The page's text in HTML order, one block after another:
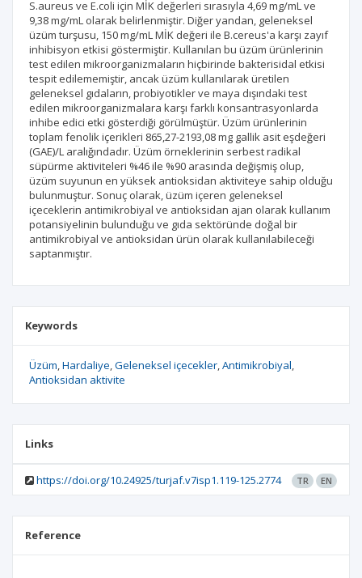
S.aureus ve E.coli için MİK değerleri sırasıyla 4,69 mg/mL ve
9,38 mg/mL olarak belirlenmiştir. Diğer yandan, geleneksel
üzüm turşusu, 150 mg/mL MİK değeri ile B.cereus'a karşı zayıf
inhibisyon etkisi göstermiştir. Kullanılan bu üzüm ürünlerinin
test edilen mikroorganizmaların hiçbirinde bakterisidal etkisi
tespit edilememiştir, ancak üzüm kullanılarak üretilen
geleneksel gıdaların, probiyotikler ve maya dışındaki test
edilen mikroorganizmalara karşı farklı konsantrasyonlarda
inhibe edici etki gösterdiği görülmüştür. Üzüm ürünlerinin
toplam fenolik içerikleri 865,27-2193,08 mg gallik asit eşdeğeri
(GAE)/L aralığındadır. Üzüm örneklerinin serbest radikal
süpürme aktiviteleri %46 ile %90 arasında değişmiş olup,
üzüm suyunun en yüksek antioksidan aktiviteye sahip olduğu
bulunmuştur. Sonuç olarak, üzüm içeren geleneksel
içeceklerin antimikrobiyal ve antioksidan ajan olarak kullanım
potansiyelinin bulunduğu ve gıda sektöründe doğal bir
antimikrobiyal ve antioksidan ürün olarak kullanılabileceği
saptanmıştır.
Keywords
Üzüm Hardaliye Geleneksel içecekler Antimikrobiyal
Antioksidan aktivite
Links
https://doi.org/10.24925/turjaf.v7isp1.119-125.2774 TR EN
Reference